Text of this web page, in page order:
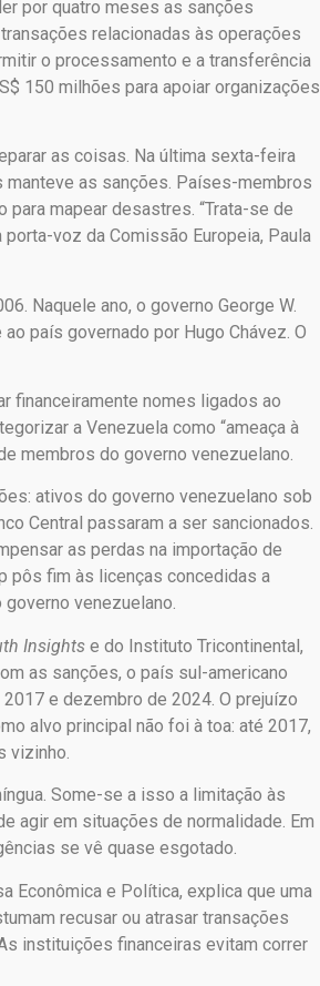
por quatro meses as sanções
relacionadas às operações
o processamento e a transferência
150 milhões para apoiar organizações
as coisas. Na última sexta-feira
as sanções. Países-membros
para mapear desastres. “Trata-se de
voz da Comissão Europeia, Paula
Naquele ano, o governo George W.
país governado por Hugo Chávez. O
financeiramente nomes ligados ao
a Venezuela como “ameaça à
membros do governo venezuelano.
ativos do governo venezuelano sob
Central passaram a ser sancionados.
as perdas na importação de
pôs fim às licenças concedidas a
venezuelano.
Insights e do Instituto Tricontinental,
as sanções, o país sul-americano
e dezembro de 2024. O prejuízo
alvo principal não foi à toa: até 2017,
vizinho.
Some-se a isso a limitação às
agir em situações de normalidade. Em
se vê quase esgotado.
Econômica e Política, explica que uma
recusar ou atrasar transações
instituições financeiras evitam correr